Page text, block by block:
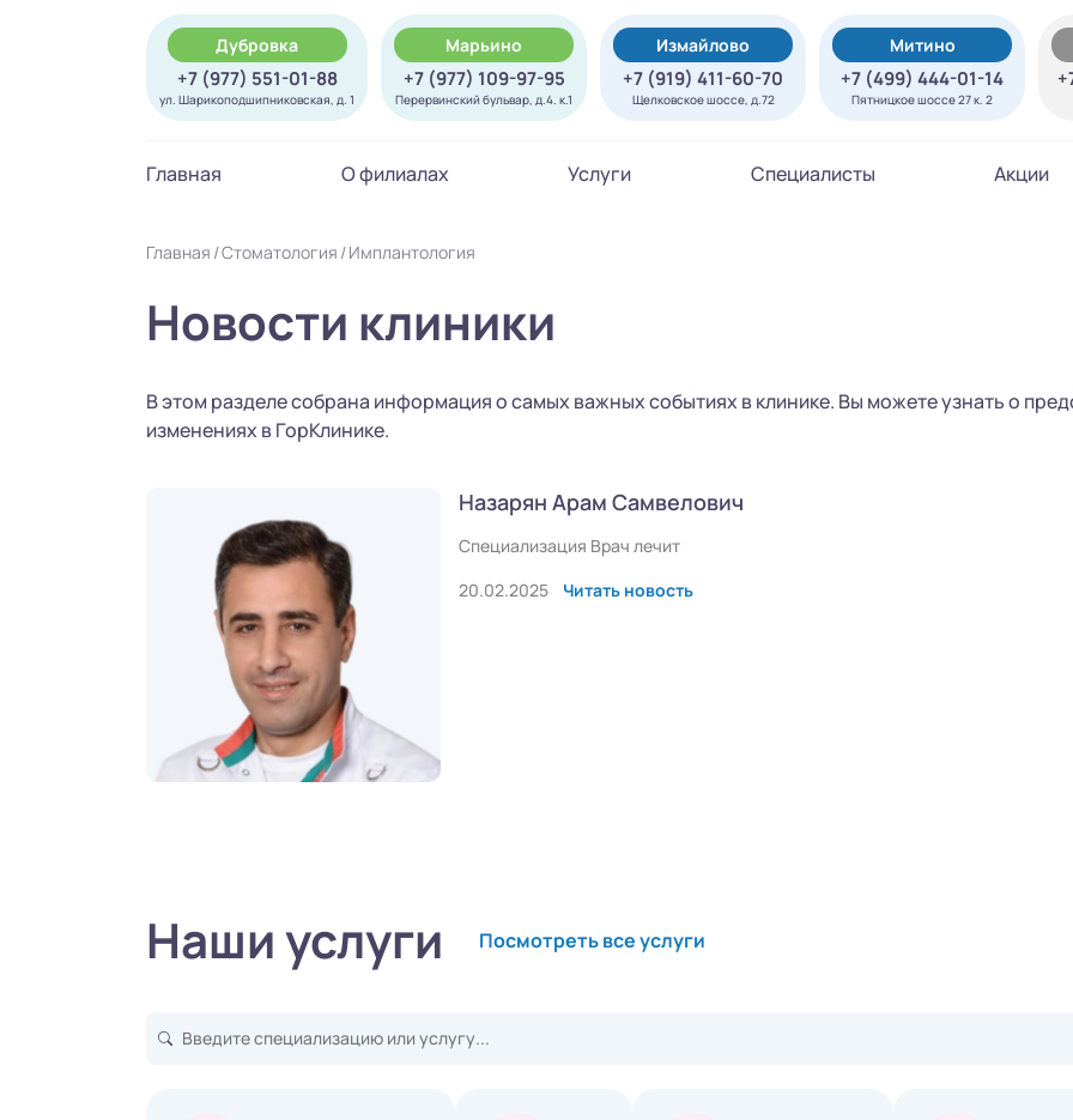
Дубровка
+7 (977) 551-01-88
ул. Шарикоподшипниковская, д. 1
Марьино
+7 (977) 109-97-95
Перервинский бульвар, д.4. к.1
Измайлово
+7 (919) 411-60-70
Щелковское шоссе, д.72
Митино
+7 (499) 444-01-14
Пятницкое шоссе 27 к. 2
Главная О филиалах Услуги Специалисты Акции
Главная Стоматология Имплантология
Новости клиники
В этом разделе собрана информация о самых важных событиях в клинике. Вы можете узнать о
изменениях в ГорКлинике.
Назарян Арам Самвелович
Специализация Врач лечит
20.02.2025
Читать новость
Наши услуги Посмотреть все услуги